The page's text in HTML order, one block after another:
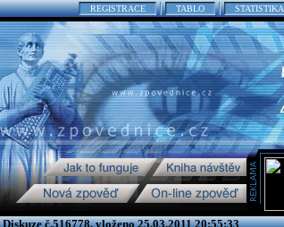
REGISTRACE TABLO STATISTIKA
Diskuze č.516778, vloženo 25.03.2011 20:55:33